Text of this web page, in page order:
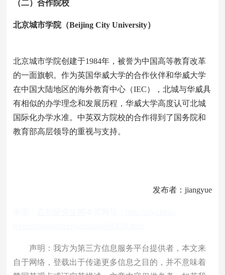
（二）合作院校
北京城市学院（Beijing City University）
北京城市学院创建于1984年，被誉为中国高等教育改革
的一面旗帜。作为英国华威大学的合作伙伴和华威大学
在中国大陆地区的海外教育中心（IEC），北城与华威具
有相似的办学理念和发展历程，华威大学高度认可北城
国际化办学水准。中英双方院校的合作得到了国务院和
教育部高层领导的重视与支持。
发布者：jiangyue
声明：我方为第三方信息服务平台提供者，本文来
自于网络，登载出于传递更多信息之目的，并不意味着